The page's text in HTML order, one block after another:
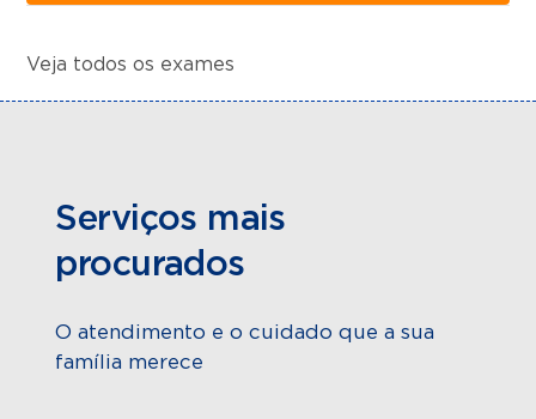
Veja todos os exames
Serviços mais
procurados
O atendimento e o cuidado que a sua
família merece